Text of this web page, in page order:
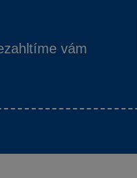
vám